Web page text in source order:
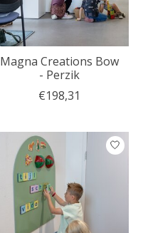
Magna Creations Bow
- Perzik
€198,31